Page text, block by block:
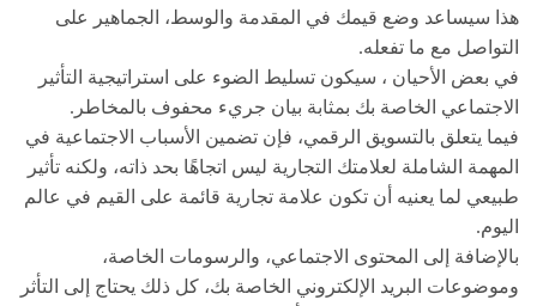
هذا سيساعد وضع قيمك في المقدمة والوسط، الجماهير على
التواصل مع ما تفعله.
في بعض الأحيان ، سيكون تسليط الضوء على استراتيجية التأثير
الاجتماعي الخاصة بك بمثابة بيان جريء محفوف بالمخاطر.
فيما يتعلق بالتسويق الرقمي، فإن تضمين الأسباب الاجتماعية في
المهمة الشاملة لعلامتك التجارية ليس اتجاهًا بحد ذاته، ولكنه تأثير
طبيعي لما يعنيه أن تكون علامة تجارية قائمة على القيم في عالم
اليوم.
بالإضافة إلى المحتوى الاجتماعي، والرسومات الخاصة،
وموضوعات البريد الإلكتروني الخاصة بك، كل ذلك يحتاج إلى التأثر